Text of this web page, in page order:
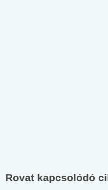
Rovat kapcsolódó